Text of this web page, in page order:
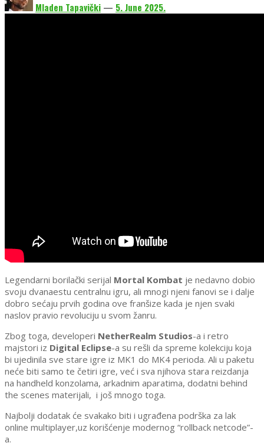
Mladen Tapavički — 5. June 2025.
Legendarni borilački serijal Mortal Kombat je nedavno dobio
svoju dvanaestu centralnu igru, ali mnogi njeni fanovi se i dalje
dobro sećaju prvih godina ove franšize kada je njen svaki
naslov pravio revoluciju u svom žanru.
Zbog toga, developeri NetherRealm Studios-a i retro
majstori iz Digital Eclipse-a su rešli da spreme kolekciju koja
bi ujedinila sve stare igre iz MK1 do MK4 perioda. Ali u paketu
neće biti samo te četiri igre, već i sva njihova stara reizdanja
na handheld konzolama, arkadnim aparatima, dodatni behind
the scenes materijali, i još mnogo toga.
Najbolji dodatak će svakako biti i ugrađena podrška za lak
online multiplayer,uz korišćenje modernog “rollback netcode”-
a.